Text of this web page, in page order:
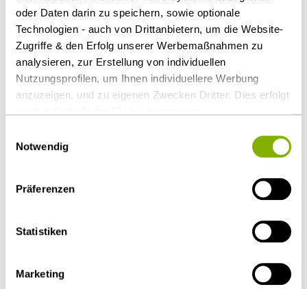
oder Daten darin zu speichern, sowie optionale
Technologien - auch von Drittanbietern, um die Website-
Zugriffe & den Erfolg unserer Werbemaßnahmen zu
analysieren, zur Erstellung von individuellen
Nutzungsprofilen, um Ihnen individuellere Werbung
anzuzeigen, und zu eigenen Zwecken Dritter. Dies erfolgt
Regelungen das Risiko des staatlichen Zugriffs &
auszuschließen ist. Sie können Ihre Einwilligung jederzeit
über dieCookie-Einstellungen
widerrufen oder ändern.
Notwendig
Präferenzen
Statistiken
Marketing
2023
Kein Kleinbeteiligtenprivileg bei
koordinierter Finanzierung
Prof. Dr. Georg
Dr. Arnold Büssemaker,
Dr. Stefan
Dr. Johan Schneider
2022